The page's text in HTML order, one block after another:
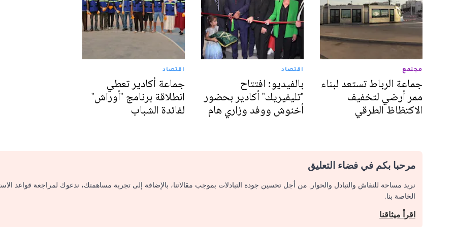
مجتمع
جماعة الرباط تستعد لبناء
ممر أرضي لتخفيف
الاكتظاظ الطرقي
اقتصاد
بالفيديو: افتتاح
"تليفيريك" أكادير بحضور
أخنوش ووفد وزاري هام
اقتصاد
جماعة أكادير تعطي
انطلاقة برنامج "أوراش"
لفائدة الشباب
مرحبا بكم في فضاء التعليق
نريد مساحة للنقاش والتبادل والحوار. من أجل تحسين جودة التبادلات بموجب مقالاتنا، بالإضافة إلى تجربة مساهمتك، ندعوك لمراجعة قواعد
الخاصة بنا.
اقرأ ميثاقنا